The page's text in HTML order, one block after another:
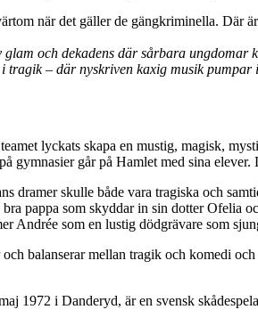
när det gäller de gängkriminella. Där
och dekadens där sårbara
tragik – där nyskriven kaxig musik
lyckats skapa en mustig, magisk,
gymnasier går på Hamlet med sina
dramer skulle både vara tragiska och
pappa som skyddar in sin dotter Ofelia
Andrée som en lustig dödgrävare som
balanserar mellan tragik och komedi
1972 i Danderyd, är en svensk